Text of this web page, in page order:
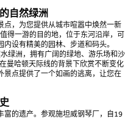
自然绿洲
点，为您提供从城市喧嚣中焕然一新
得一游的目的地，位于东河沿岸，可
设有精美的园林、步道和码头。
绿洲，拥有广阔的绿地、游乐场和沙
曼哈顿天际线的背景下欣赏不断变化
景点提供了一个如画的逃离，让您在
富的遗产。参观施坦威钢琴厂，自19